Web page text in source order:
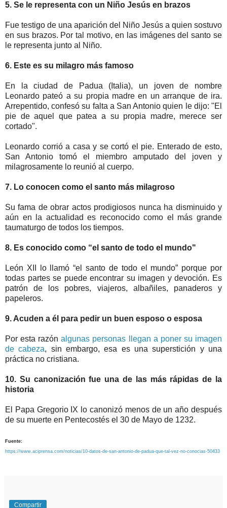
5. Se le representa con un Niño Jesús en brazos
Fue testigo de una aparición del Niño Jesús a quien sostuvo
en sus brazos. Por tal motivo, en las imágenes del santo se
le representa junto al Niño.
6. Este es su milagro más famoso
En la ciudad de Padua (Italia), un joven de nombre
Leonardo pateó a su propia madre en un arranque de ira.
Arrepentido, confesó su falta a San Antonio quien le dijo: "El
pie de aquel que patea a su propia madre, merece ser
cortado".
Leonardo corrió a casa y se cortó el pie. Enterado de esto,
San Antonio tomó el miembro amputado del joven y
milagrosamente lo reunió al cuerpo.
7. Lo conocen como el santo más milagroso
Su fama de obrar actos prodigiosos nunca ha disminuido y
aún en la actualidad es reconocido como el más grande
taumaturgo de todos los tiempos.
8. Es conocido como “el santo de todo el mundo"
León XII lo llamó “el santo de todo el mundo” porque por
todas partes se puede encontrar su imagen y devoción. Es
patrón de los pobres, viajeros, albañiles, panaderos y
papeleros.
9. Acuden a él para pedir un buen esposo o esposa
Por esta razónalgunas personas llegan a poner su imagen
de cabeza, sin embargo, esa es una superstición y una
práctica no cristiana.
10. Su canonización fue una de las más rápidas de la
historia
El Papa Gregorio IX lo canonizó menos de un año después
de su muerte en Pentecostés el 30 de Mayo de 1232.
Fuente:
https://www.aciprensa.com/noticias/10-datos-de-san-antonio-de-padua-que-tal-vez-no-conocias-50433
Compartir